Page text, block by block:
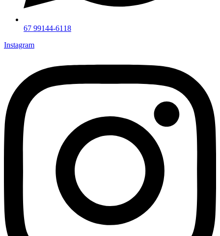
67 99144-6118
Instagram